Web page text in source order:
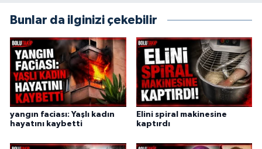
Bunlar da ilginizi çekebilir
yangın faciası: Yaşlı kadın
hayatını kaybetti
Elini spiral makinesine
kaptırdı